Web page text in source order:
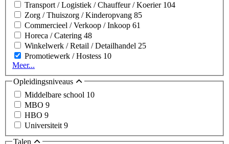
Transport / Logistiek / Chauffeur / Koerier 104
Zorg / Thuiszorg / Kinderopvang 85
Commercieel / Verkoop / Inkoop 61
Horeca / Catering 48
Winkelwerk / Retail / Detailhandel 25
Promotiewerk / Hostess 10
Meer...
Opleidingsniveaus
Middelbare school 10
MBO 9
HBO 9
Universiteit 9
Talen